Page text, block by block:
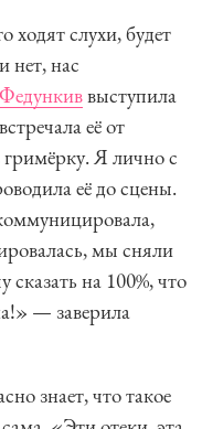
ходят слухи, будет
нет, нас
выступила
её от
Я лично с
её до сцены.
мы сняли
сказать на 100%, что
— заверила
знает, что такое